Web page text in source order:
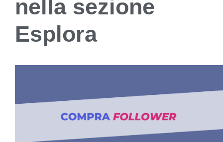
nella sezione
Esplora